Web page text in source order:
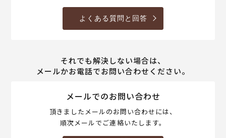
よくある質問と回答
それでも解決しない場合は、
メールかお電話でお問い合わせください。
メールでのお問い合わせ
頂きましたメールのお問い合わせには、
順次メールでご連絡いたします。